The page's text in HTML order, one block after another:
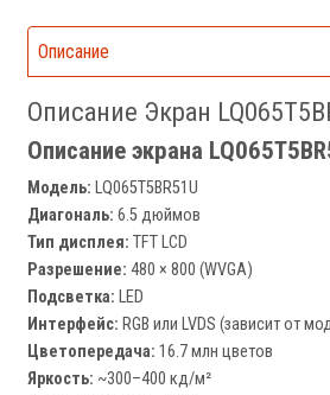
Описание
Описание Экран
Описание экрана
Модель: LQ065T5BR51U
Диагональ: 6.5 дюймов
Тип дисплея: TFT LCD
Разрешение: 480 × 800 (WVGA)
Подсветка: LED
Интерфейс: RGB или LVDS (зависит от
Цветопередача: 16.7 млн цветов
Яркость: ~300–400 кд/м²